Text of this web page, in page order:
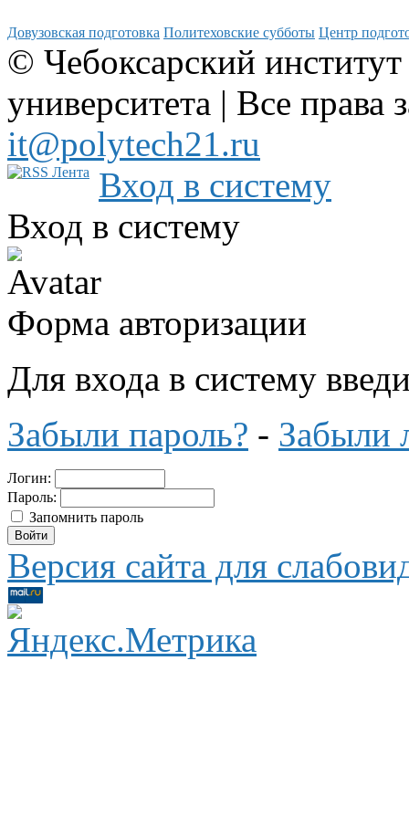
Довузовская подготовка Политеховские субботы Центр
© Чебоксарский
университета | Все
it@polytech21.ru
Вход в систему
Вход в систему
Форма авторизации
Для входа в систему
Забыли пароль? - Забыли
Логин:
Пароль:
Запомнить пароль
Версия сайта для